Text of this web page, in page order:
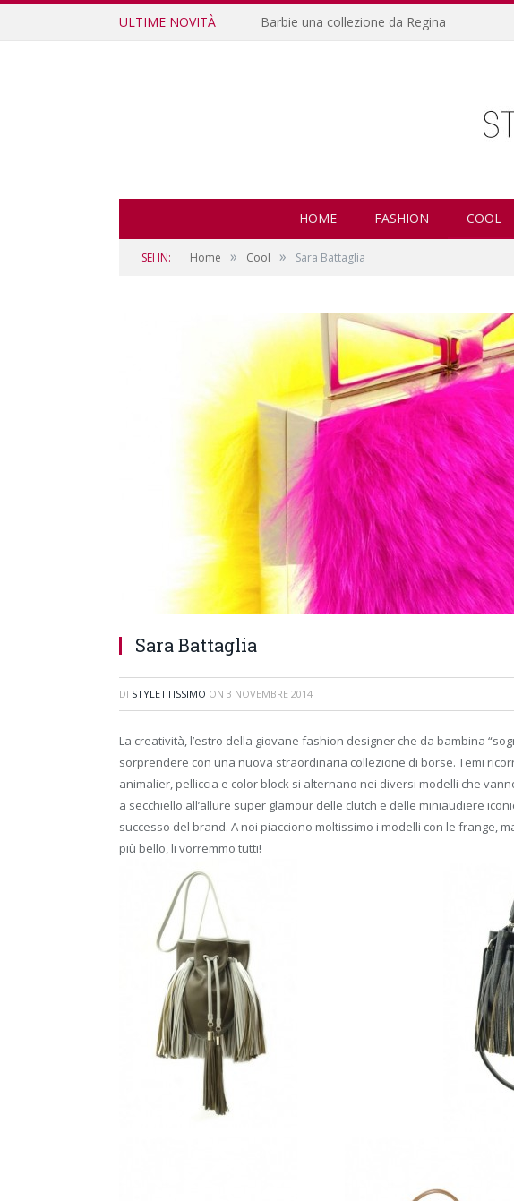
ULTIME NOVITÀ Barbie una collezione da Regina
HOME FASHION COOL
SEI IN: Home » Cool » Sara Battaglia
Sara Battaglia
DI STYLETTISSIMO ON 3 NOVEMBRE 2014
La creatività, l’estro della giovane fashion designer che da bambina
sorprendere con una nuova straordinaria collezione di borse. Temi
animalier, pelliccia e color block si alternano nei diversi modelli che
a secchiello all’allure super glamour delle clutch e delle miniaudiere
successo del brand. A noi piacciono moltissimo i modelli con le frange,
più bello, li vorremmo tutti!